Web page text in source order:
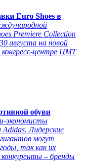
Euro Shoes в
Premiere Collection
августа на новой
конгресс-центре ЦМТ
обуви
экономисты
Лидерские
могут
так как их
– бренды